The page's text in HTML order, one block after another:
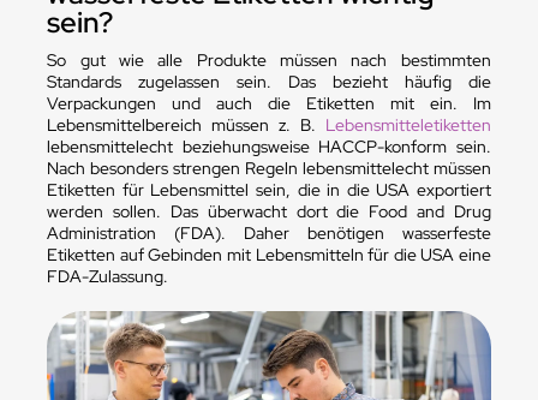
sein?
So gut wie alle Produkte müssen nach bestimmten
Standards zugelassen sein. Das bezieht häufig die
Verpackungen und auch die Etiketten mit ein. Im
Lebensmittelbereich müssen z. B. Lebensmitteletiketten
lebensmittelecht beziehungsweise HACCP-konform sein.
Nach besonders strengen Regeln lebensmittelecht müssen
Etiketten für Lebensmittel sein, die in die USA exportiert
werden sollen. Das überwacht dort die Food and Drug
Administration (FDA). Daher benötigen wasserfeste
Etiketten auf Gebinden mit Lebensmitteln für die USA eine
FDA-Zulassung.